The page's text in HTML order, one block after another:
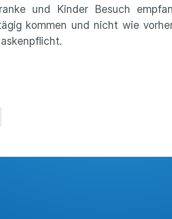
und Kinder Besuch
kommen und nicht wie